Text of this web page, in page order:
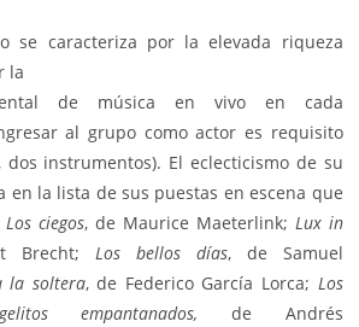
se caracteriza por la elevada riqueza
la
de música en vivo en cada
al grupo como actor es requisito
instrumentos). El eclecticismo de su
en la lista de sus puestas en escena que
Los ciegos, de Maurice Maeterlink; Lux in
Brecht; Los bellos días, de Samuel
la soltera, de Federico García Lorca; Los
empantanados, de Andrés